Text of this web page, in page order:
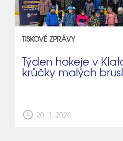
TISKOVÉ ZPRÁVY
Týden hokeje v
krůčky malých
schedule 20. 1. 2026